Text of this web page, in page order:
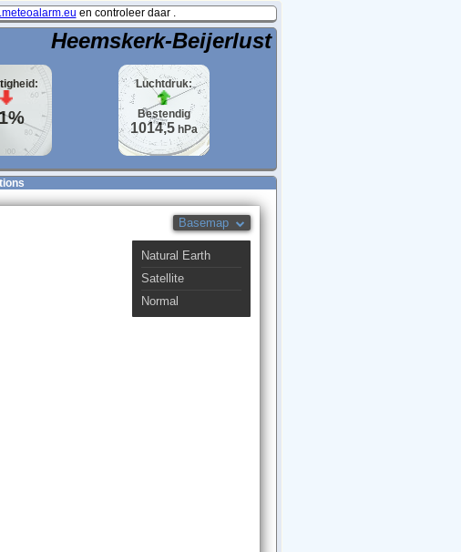
en controleer daar .
Heemskerk-Beijerlust
Luchtdruk:
Bestendig
1014,5 hPa